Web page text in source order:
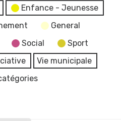
Enfance - Jeunesse
General
Social
Sport
Vie municipale